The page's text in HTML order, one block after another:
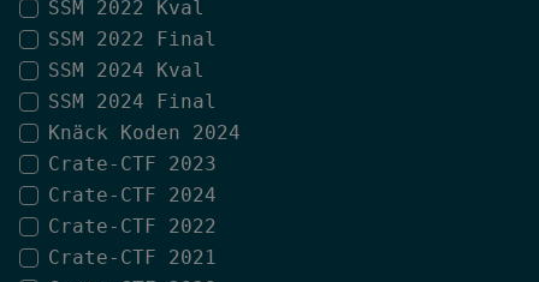
SSM 2022 Kval
SSM 2022 Final
SSM 2024 Kval
SSM 2024 Final
Knäck Koden 2024
Crate-CTF 2023
Crate-CTF 2024
Crate-CTF 2022
Crate-CTF 2021